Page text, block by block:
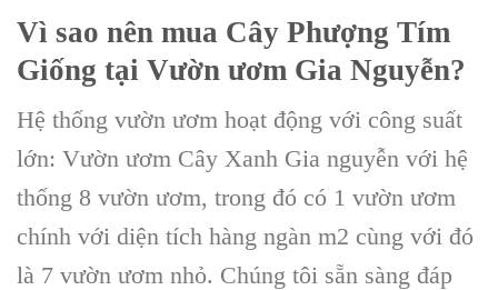
Vì sao nên mua Cây Phượng Tím
Giống tại Vườn ươm Gia Nguyễn?
Hệ thống vườn ươm hoạt động với công suất
lớn: Vườn ươm Cây Xanh Gia nguyễn với hệ
thống 8 vườn ươm, trong đó có 1 vườn ươm
chính với diện tích hàng ngàn m2 cùng với đó
là 7 vườn ươm nhỏ. Chúng tôi sẵn sàng đáp